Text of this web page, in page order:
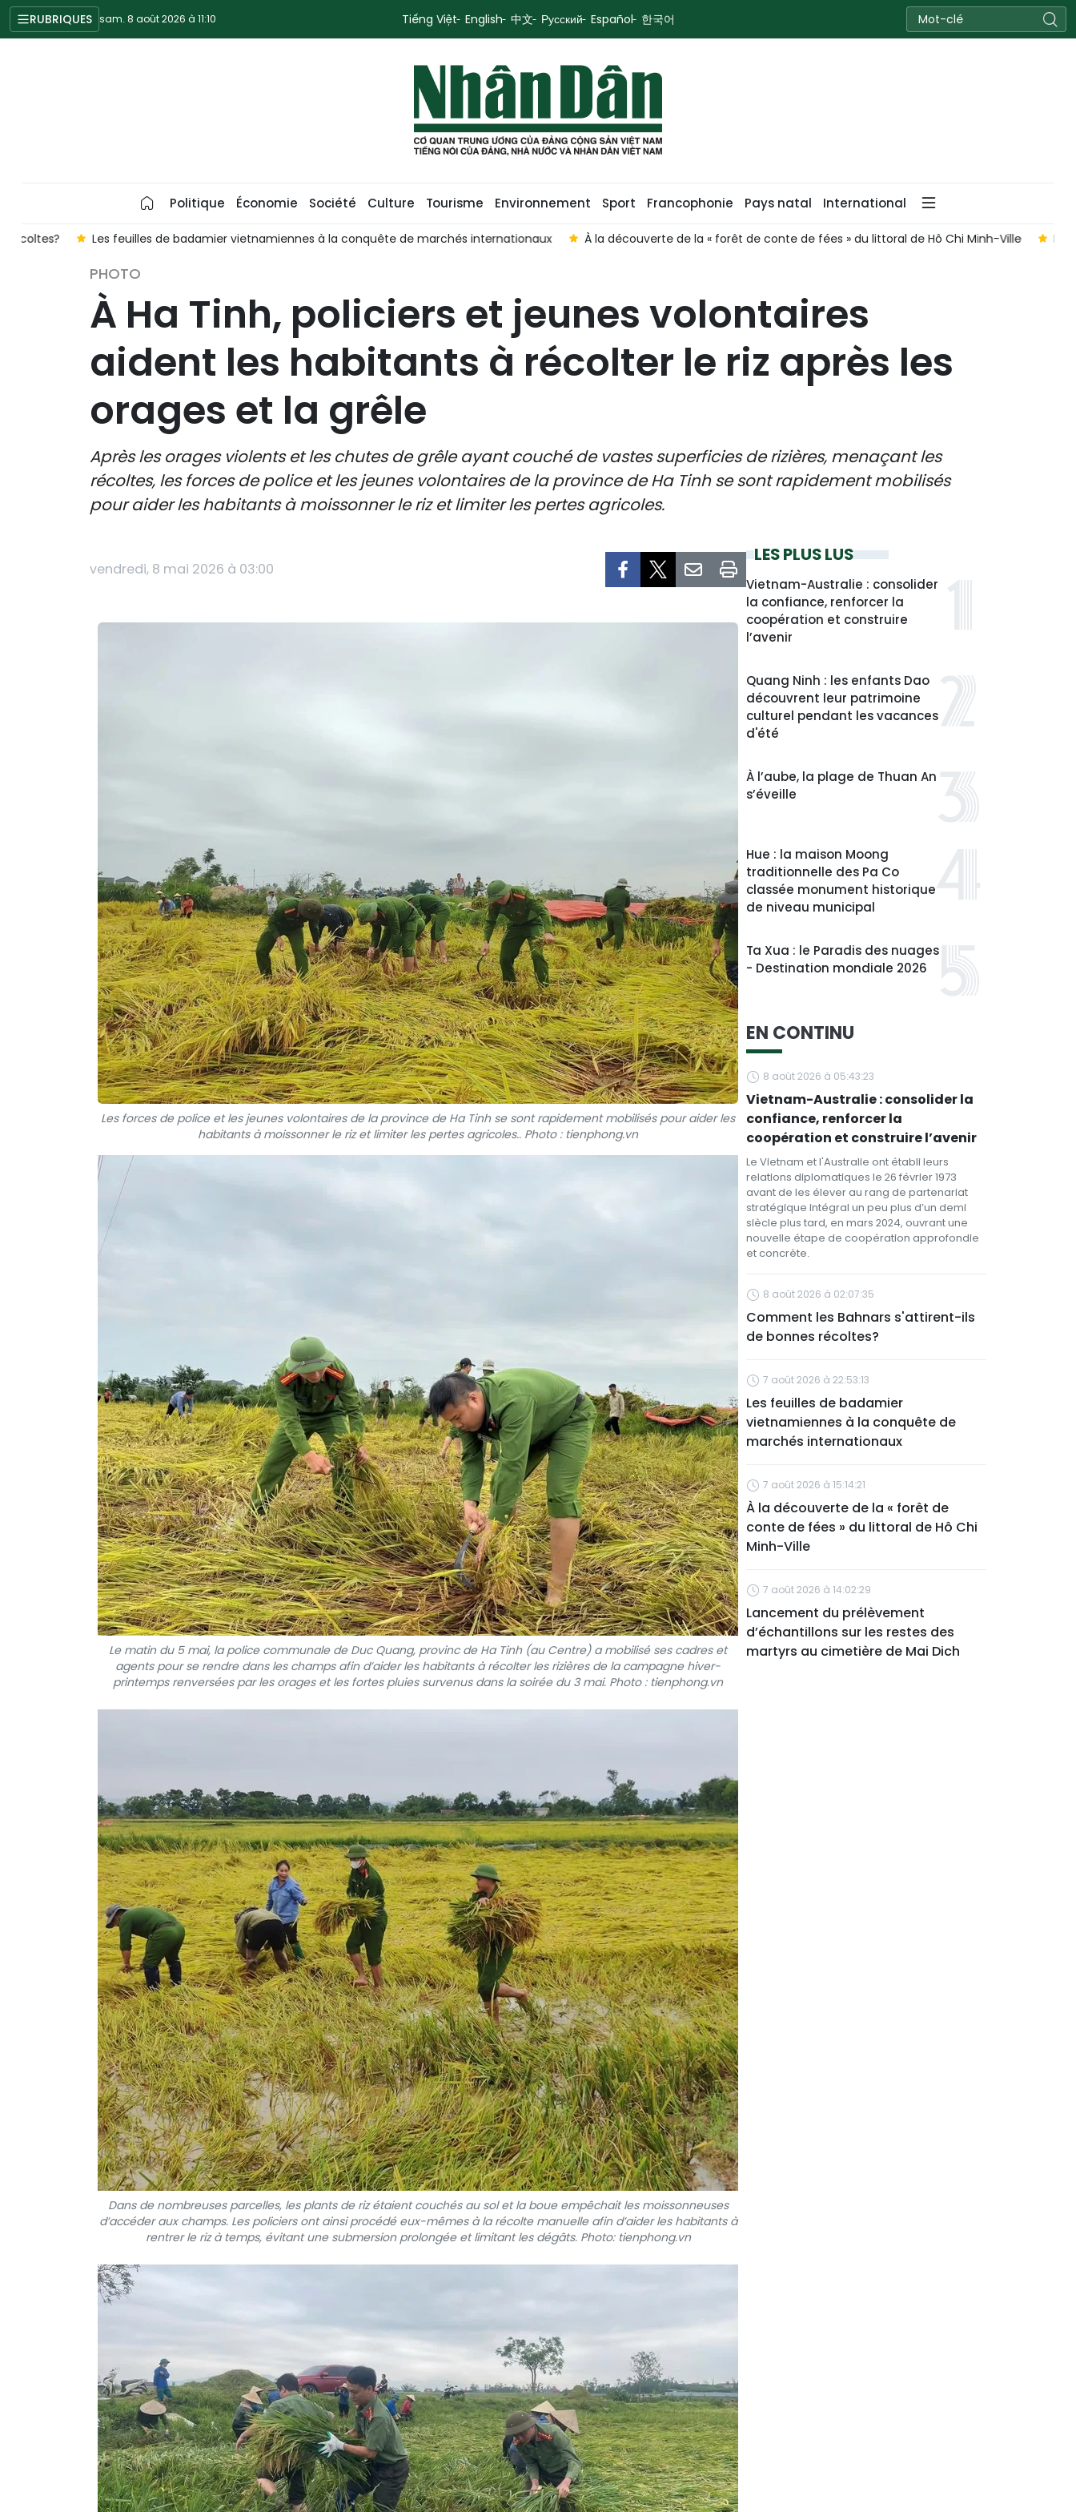
RUBRIQUES sam. 8 août 2026 à 11:10 Tiếng Việt English 中文 Русский Español 한국어
Politique Économie Société Culture Tourisme Environnement Sport Francophonie Pays natal International
Les feuilles de badamier vietnamiennes à la conquête de marchés internationaux À la découverte de la « forêt de conte de fées » du littoral de Hô Chi Minh-Ville Lancement
PHOTO
À Ha Tinh, policiers et jeunes volontaires
aident les habitants à récolter le riz après les
orages et la grêle
Après les orages violents et les chutes de grêle ayant couché de vastes superficies de rizières, menaçant les
récoltes, les forces de police et les jeunes volontaires de la province de Ha Tinh se sont rapidement mobilisés
pour aider les habitants à moissonner le riz et limiter les pertes agricoles.
vendredi, 8 mai 2026 à 03:00
Les forces de police et les jeunes volontaires de la province de Ha Tinh se sont rapidement mobilisés pour aider les
habitants à moissonner le riz et limiter les pertes agricoles.. Photo : tienphong.vn
Le matin du 5 mai, la police communale de Duc Quang, provinc de Ha Tinh (au Centre) a mobilisé ses cadres et
agents pour se rendre dans les champs afin d’aider les habitants à récolter les rizières de la campagne hiver-
printemps renversées par les orages et les fortes pluies survenus dans la soirée du 3 mai. Photo : tienphong.vn
Dans de nombreuses parcelles, les plants de riz étaient couchés au sol et la boue empêchait les moissonneuses
d’accéder aux champs. Les policiers ont ainsi procédé eux-mêmes à la récolte manuelle afin d’aider les habitants à
rentrer le riz à temps, évitant une submersion prolongée et limitant les dégâts. Photo: tienphong.vn
LES PLUS LUS
Vietnam-Australie : consolider
la confiance, renforcer la
coopération et construire
l’avenir
Quang Ninh : les enfants Dao
découvrent leur patrimoine
culturel pendant les vacances
d'été
À l’aube, la plage de Thuan An
s’éveille
Hue : la maison Moong
traditionnelle des Pa Co
classée monument historique
de niveau municipal
Ta Xua : le Paradis des nuages
- Destination mondiale 2026
EN CONTINU
8 août 2026 à 05:43:23
Vietnam-Australie : consolider la
confiance, renforcer la
coopération et construire l’avenir
Le Vietnam et l'Australie ont établi leurs
relations diplomatiques le 26 février 1973
avant de les élever au rang de partenariat
stratégique intégral un peu plus d’un demi
siècle plus tard, en mars 2024, ouvrant une
nouvelle étape de coopération approfondie
et concrète.
8 août 2026 à 02:07:35
Comment les Bahnars s'attirent-ils
de bonnes récoltes?
7 août 2026 à 22:53:13
Les feuilles de badamier
vietnamiennes à la conquête de
marchés internationaux
7 août 2026 à 15:14:21
À la découverte de la « forêt de
conte de fées » du littoral de Hô Chi
Minh-Ville
7 août 2026 à 14:02:29
Lancement du prélèvement
d’échantillons sur les restes des
martyrs au cimetière de Mai Dich